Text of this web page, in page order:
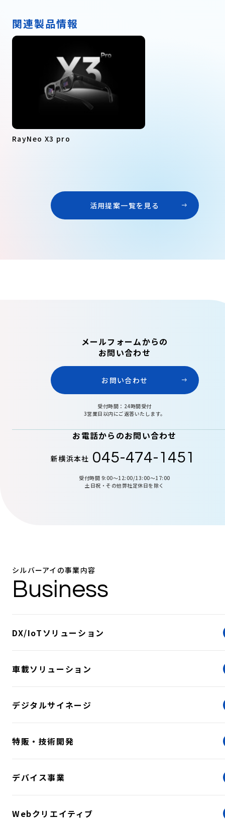
関連製品情報
RayNeo X3 pro
活用提案一覧を見る
メールフォームからの
お問い合わせ
お問い合わせ
受付時間：24時間受付
3営業日以内にご返答いたします。
お電話からのお問い合わせ
新横浜本社 045-474-1451
受付時間 9:00〜12:00/13:00〜17:00
土日祝・その他弊社定休日を除く
シルバーアイの事業内容
Business
DX/IoTソリューション
車載ソリューション
デジタルサイネージ
特販・技術開発
デバイス事業
Webクリエイティブ